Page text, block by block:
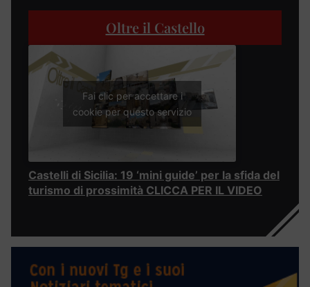
Oltre il Castello
Fai clic per accettare i
cookie per questo servizio
Castelli di Sicilia: 19 ‘mini guide’ per la sfida del
turismo di prossimità CLICCA PER IL VIDEO